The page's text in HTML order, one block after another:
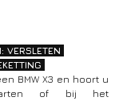
BMW X3 en hoort u
of bij het